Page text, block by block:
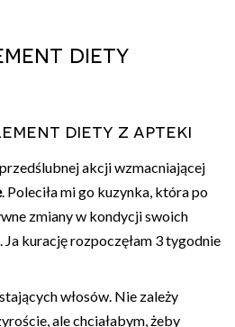
diety
diety z apteki
akcji wzmacniającej
. Poleciła mi go kuzynka, która po
zmiany w kondycji swoich
kurację rozpoczęłam 3 tygodnie
włosów. Nie zależy
ale chciałabym, żeby